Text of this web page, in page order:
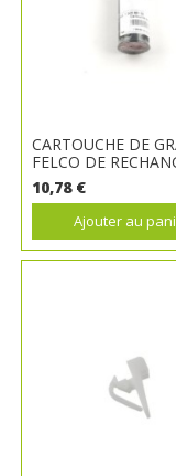
CARTOUCHE DE
FELCO DE
10,78 €
Ajouter au